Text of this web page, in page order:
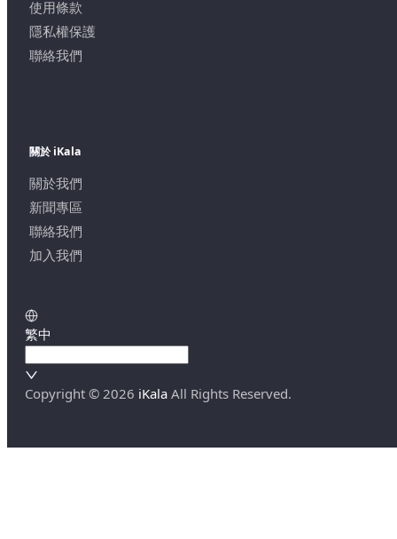
使用條款
隱私權保護
聯絡我們
關於 iKala
關於我們
新聞專區
聯絡我們
加入我們
繁中
Copyright © 2026 iKala All Rights Reserved.